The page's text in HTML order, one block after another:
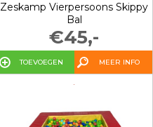
Zeskamp Vierpersoons Skippy
Bal
€45,-
TOEVOEGEN MEER INFO